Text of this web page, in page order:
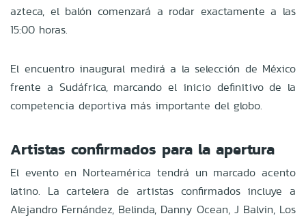
azteca, el balón comenzará a rodar exactamente a las
15:00 horas.
El encuentro inaugural medirá a la selección de México
frente a Sudáfrica, marcando el inicio definitivo de la
competencia deportiva más importante del globo.
Artistas confirmados para la apertura
El evento en Norteamérica tendrá un marcado acento
latino. La cartelera de artistas confirmados incluye a
Alejandro Fernández, Belinda, Danny Ocean, J Balvin, Los